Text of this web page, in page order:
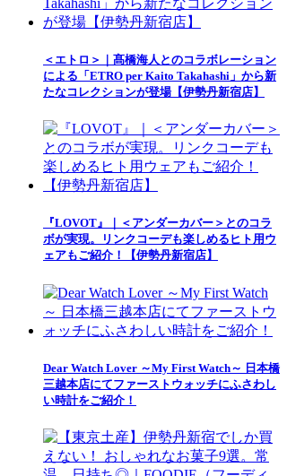
＜エトロ＞｜髙橋海人とのコラボレーション
による「ETRO per Kaito Takahashi」から新
たなコレクションが登場【伊勢丹新宿店】
『LOVOT』｜＜アンダーカバー＞とのコラ
ボが実現。リンクコーデも楽しめるヒト用ウ
ェアもご紹介！【伊勢丹新宿店】
Dear Watch Lover ～My First Watch～ 日本橋
三越本店にてファーストウォッチにふさわし
い時計をご紹介！